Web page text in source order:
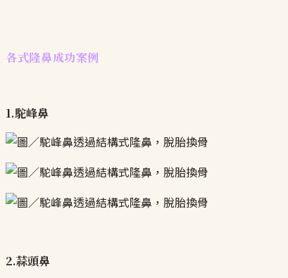
各式隆鼻成功案例
1.駝峰鼻
2.蒜頭鼻